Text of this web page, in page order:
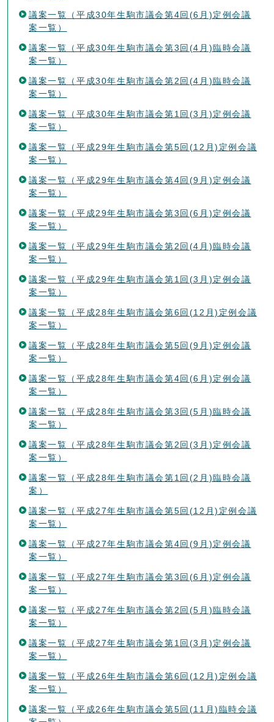
議案一覧（平成30年生駒市議会第4回(6月)定例会議
案一覧）
議案一覧（平成30年生駒市議会第3回(4月)臨時会議
案一覧）
議案一覧（平成30年生駒市議会第2回(4月)臨時会議
案一覧）
議案一覧（平成30年生駒市議会第1回(3月)定例会議
案一覧）
議案一覧（平成29年生駒市議会第5回(12月)定例会議
案一覧）
議案一覧（平成29年生駒市議会第4回(9月)定例会議
案一覧）
議案一覧（平成29年生駒市議会第3回(6月)定例会議
案一覧）
議案一覧（平成29年生駒市議会第2回(4月)臨時会議
案一覧）
議案一覧（平成29年生駒市議会第1回(3月)定例会議
案一覧）
議案一覧（平成28年生駒市議会第6回(12月)定例会議
案一覧）
議案一覧（平成28年生駒市議会第5回(9月)定例会議
案一覧）
議案一覧（平成28年生駒市議会第4回(6月)定例会議
案一覧）
議案一覧（平成28年生駒市議会第3回(5月)臨時会議
案一覧）
議案一覧（平成28年生駒市議会第2回(3月)定例会議
案一覧）
議案一覧（平成28年生駒市議会第1回(2月)臨時会議
案）
議案一覧（平成27年生駒市議会第5回(12月)定例会議
案一覧）
議案一覧（平成27年生駒市議会第4回(9月)定例会議
案一覧）
議案一覧（平成27年生駒市議会第3回(6月)定例会議
案一覧）
議案一覧（平成27年生駒市議会第2回(5月)臨時会議
案一覧）
議案一覧（平成27年生駒市議会第1回(3月)定例会議
案一覧）
議案一覧（平成26年生駒市議会第6回(12月)定例会議
案一覧）
議案一覧（平成26年生駒市議会第5回(11月)臨時会議